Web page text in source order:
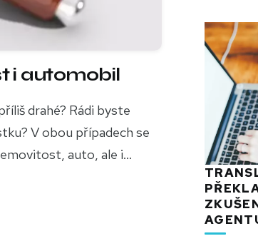
i automobil
drahé? Rádi byste
V obou případech se
auto, ale i...